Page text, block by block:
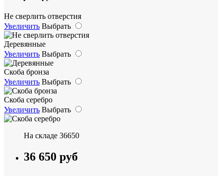
Не сверлить отверстия
Увеличить Выбрать
Деревянные
Увеличить Выбрать
Скоба бронза
Увеличить Выбрать
Скоба серебро
Увеличить Выбрать
На складе 36650
36 650 руб